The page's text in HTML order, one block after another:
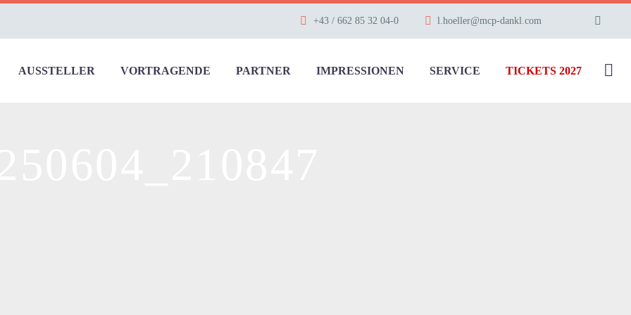
+43 / 662 85 32 04-0 l.hoeller@mcp-dankl.com
AUSSTELLER VORTRAGENDE PARTNER IMPRESSIONEN SERVICE TICKETS 2027